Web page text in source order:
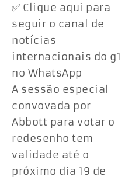
✅ Clique aqui para
seguir o canal de
notícias
internacionais do g1
no WhatsApp
A sessão especial
convovada por
Abbott para votar o
redesenho tem
validade até o
próximo dia 19 de